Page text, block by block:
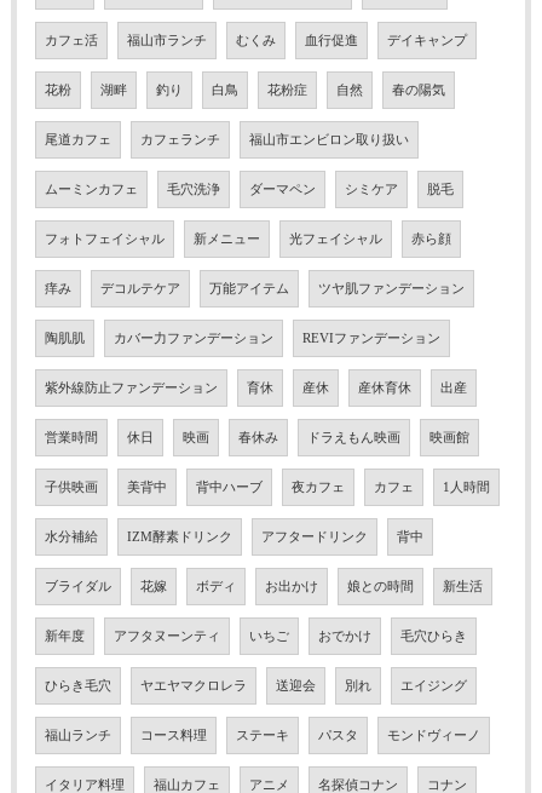
カフェ活 福山市ランチ むくみ 血行促進 デイキャンプ
花粉 湖畔 釣り 白鳥 花粉症 自然 春の陽気
尾道カフェ カフェランチ 福山市エンビロン取り扱い
ムーミンカフェ 毛穴洗浄 ダーマペン シミケア 脱毛
フォトフェイシャル 新メニュー 光フェイシャル 赤ら顔
痒み デコルテケア 万能アイテム ツヤ肌ファンデーション
陶肌肌 カバー力ファンデーション REVIファンデーション
紫外線防止ファンデーション 育休 産休 産休育休 出産
営業時間 休日 映画 春休み ドラえもん映画 映画館
子供映画 美背中 背中ハーブ 夜カフェ カフェ 1人時間
水分補給 IZM酵素ドリンク アフタードリンク 背中
ブライダル 花嫁 ボディ お出かけ 娘との時間 新生活
新年度 アフタヌーンティ いちご おでかけ 毛穴ひらき
ひらき毛穴 ヤエヤマクロレラ 送迎会 別れ エイジング
福山ランチ コース料理 ステーキ パスタ モンドヴィーノ
イタリア料理 福山カフェ アニメ 名探偵コナン コナン